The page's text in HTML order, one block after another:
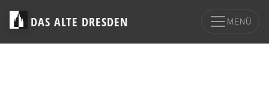
DAS ALTE DRESDEN MENÜ